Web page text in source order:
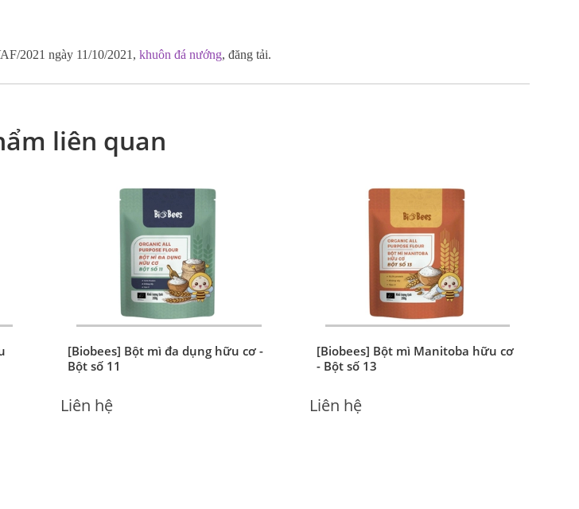
2021 ngày 11/10/2021, khuôn đá nướng, đăng tải.
liên quan
[Biobees] Bột mì đa dụng hữu cơ -
Bột số 11
Liên hệ
[Biobees] Bột mì Manitoba hữu cơ
- Bột số 13
Liên hệ